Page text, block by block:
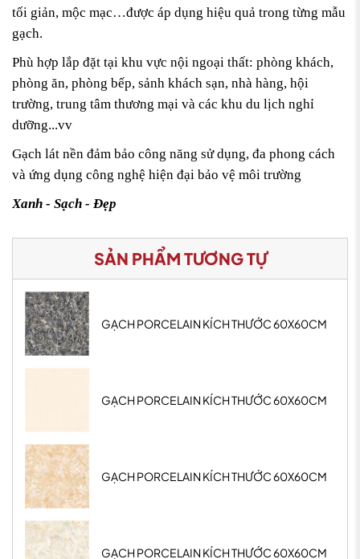
tối giản, mộc mạc…được áp dụng hiệu quả trong từng mẫu
gạch.
Phù hợp lắp đặt tại khu vực nội ngoại thất: phòng khách,
phòng ăn, phòng bếp, sảnh khách sạn, nhà hàng, hội
trường, trung tâm thương mại và các khu du lịch nghỉ
dưỡng...vv
Gạch lát nền đảm bảo công năng sử dụng, đa phong cách
và ứng dụng công nghệ hiện đại bảo vệ môi trường
Xanh - Sạch - Đẹp
SẢN PHẨM TƯƠNG TỰ
GẠCH PORCELAIN KÍCH THƯỚC 60X60CM
GẠCH PORCELAIN KÍCH THƯỚC 60X60CM
GẠCH PORCELAIN KÍCH THƯỚC 60X60CM
GẠCH PORCELAIN KÍCH THƯỚC 60X60CM